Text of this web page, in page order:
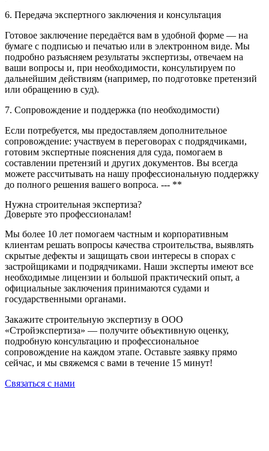
6. Передача экспертного заключения и консультация
Готовое заключение передаётся вам в удобной форме — на
бумаге с подписью и печатью или в электронном виде. Мы
подробно разъясняем результаты экспертизы, отвечаем на
ваши вопросы и, при необходимости, консультируем по
дальнейшим действиям (например, по подготовке претензий
или обращению в суд).
7. Сопровождение и поддержка (по необходимости)
Если потребуется, мы предоставляем дополнительное
сопровождение: участвуем в переговорах с подрядчиками,
готовим экспертные пояснения для суда, помогаем в
составлении претензий и других документов. Вы всегда
можете рассчитывать на нашу профессиональную поддержку
до полного решения вашего вопроса. --- **
Нужна строительная экспертиза?
Доверьте это профессионалам!
Мы более 10 лет помогаем частным и корпоративным
клиентам решать вопросы качества строительства, выявлять
скрытые дефекты и защищать свои интересы в спорах с
застройщиками и подрядчиками. Наши эксперты имеют все
необходимые лицензии и большой практический опыт, а
официальные заключения принимаются судами и
государственными органами.
Закажите строительную экспертизу в ООО
«Стройэкспертиза» — получите объективную оценку,
подробную консультацию и профессиональное
сопровождение на каждом этапе. Оставьте заявку прямо
сейчас, и мы свяжемся с вами в течение 15 минут!
Связаться с нами